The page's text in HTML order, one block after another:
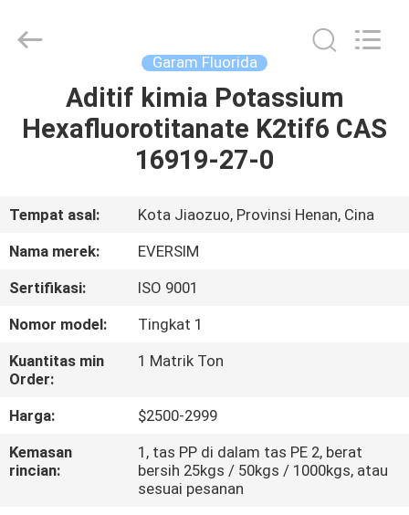
RUMAH
VIDEO
KAMI
TUR
PABRIK
KONTROL
KUALITAS
Imp.&Exp.Co.,Ltd.
Garam Fluorida
Aditif kimia Potassium
Hexafluorotitanate K2tif6 CAS
16919-27-0
Tempat asal:
Kota Jiaozuo, Provinsi Henan, Cina
Nama merek:
EVERSIM
Sertifikasi:
ISO 9001
Nomor model:
Tingkat 1
Kuantitas min
Order:
1 Matrik Ton
Harga:
$2500-2999
Kemasan
rincian:
1, tas PP di dalam tas PE 2, berat
bersih 25kgs / 50kgs / 1000kgs, atau
sesuai pesanan